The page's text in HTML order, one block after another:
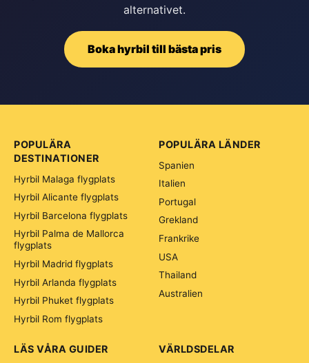
alternativet.
Boka hyrbil till bästa pris
POPULÄRA
DESTINATIONER
Hyrbil Malaga flygplats
Hyrbil Alicante flygplats
Hyrbil Barcelona flygplats
Hyrbil Palma de Mallorca
flygplats
Hyrbil Madrid flygplats
Hyrbil Arlanda flygplats
Hyrbil Phuket flygplats
Hyrbil Rom flygplats
POPULÄRA LÄNDER
Spanien
Italien
Portugal
Grekland
Frankrike
USA
Thailand
Australien
VÄRLDSDELAR
LÄS VÅRA GUIDER